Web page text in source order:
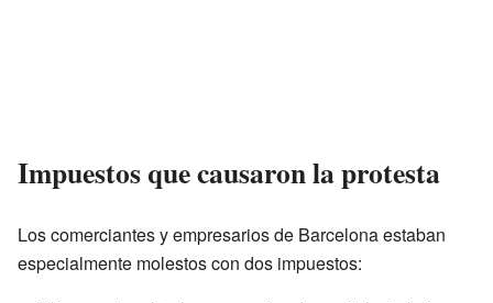
Impuestos que causaron la protesta
Los comerciantes y empresarios de Barcelona estaban
especialmente molestos con dos impuestos: